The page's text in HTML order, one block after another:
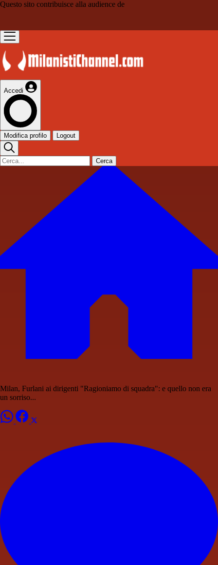
Questo sito contribuisce alla audience de
Accedi
Modifica profilo Logout
Cerca
Milan, Furlani ai dirigenti "Ragioniamo di squadra": e quello non era
un sorriso...